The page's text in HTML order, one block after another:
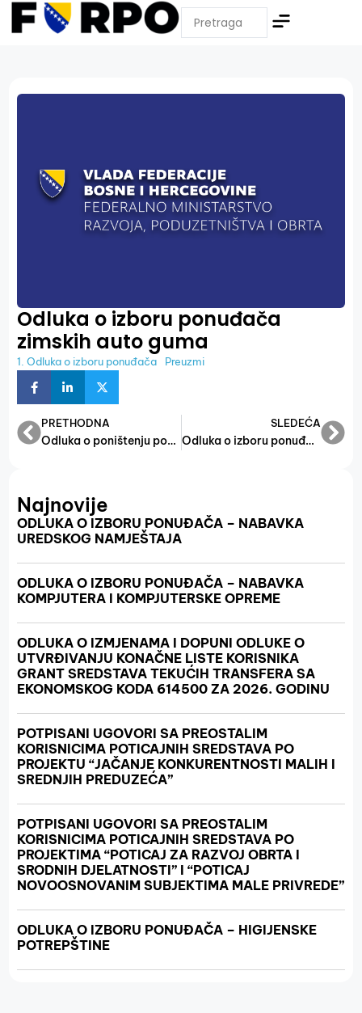
Odluka o izboru ponuđača
zimskih auto guma
1. Odluka o izboru ponuđača Preuzmi
PRETHODNA
Odluka o poništenju postupka javne nabavke za Lot 2- održavanje i servisiranje automobila marke Škoda (2)
SLEDEĆA
Odluka o izboru ponuđača zimskih auto guma (2)
Najnovije
ODLUKA O IZBORU PONUĐAČA – NABAVKA
UREDSKOG NAMJEŠTAJA
ODLUKA O IZBORU PONUĐAČA – NABAVKA
KOMPJUTERA I KOMPJUTERSKE OPREME
ODLUKA O IZMJENAMA I DOPUNI ODLUKE O
UTVRĐIVANJU KONAČNE LISTE KORISNIKA
GRANT SREDSTAVA TEKUĆIH TRANSFERA SA
EKONOMSKOG KODA 614500 ZA 2026. GODINU
POTPISANI UGOVORI SA PREOSTALIM
KORISNICIMA POTICAJNIH SREDSTAVA PO
PROJEKTU “JAČANJE KONKURENTNOSTI MALIH I
SREDNJIH PREDUZEĆA”
POTPISANI UGOVORI SA PREOSTALIM
KORISNICIMA POTICAJNIH SREDSTAVA PO
PROJEKTIMA “POTICAJ ZA RAZVOJ OBRTA I
SRODNIH DJELATNOSTI” I “POTICAJ
NOVOOSNOVANIM SUBJEKTIMA MALE PRIVREDE”
ODLUKA O IZBORU PONUĐAČA – HIGIJENSKE
POTREPŠTINE